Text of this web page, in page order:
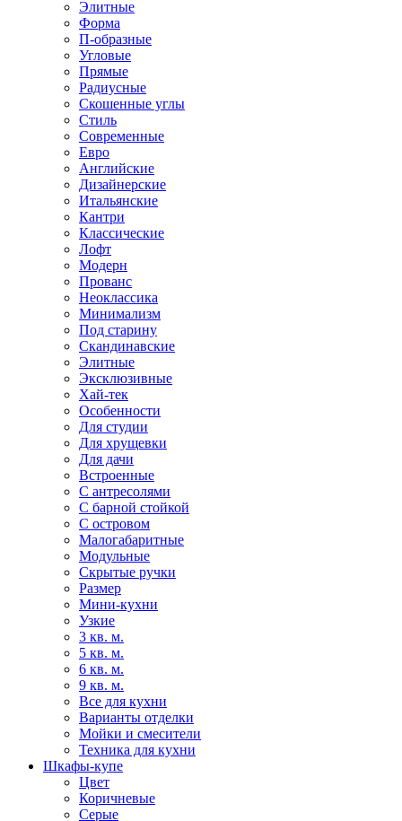
Элитные
Форма
П-образные
Угловые
Прямые
Радиусные
Скошенные углы
Стиль
Современные
Евро
Английские
Дизайнерские
Итальянские
Кантри
Классические
Лофт
Модерн
Прованс
Неоклассика
Минимализм
Под старину
Скандинавские
Элитные
Эксклюзивные
Хай-тек
Особенности
Для студии
Для хрущевки
Для дачи
Встроенные
С антресолями
С барной стойкой
С островом
Малогабаритные
Модульные
Скрытые ручки
Размер
Мини-кухни
Узкие
3 кв. м.
5 кв. м.
6 кв. м.
9 кв. м.
Все для кухни
Варианты отделки
Мойки и смесители
Техника для кухни
Шкафы-купе
Цвет
Коричневые
Серые